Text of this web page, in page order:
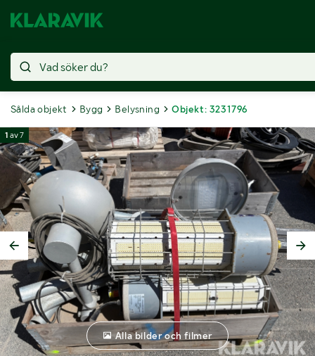
Sålda objekt Bygg Belysning Objekt: 3231796
1 av7
Alla bilder och filmer